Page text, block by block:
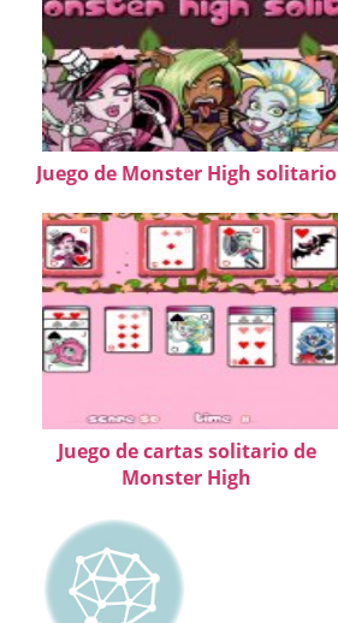
Juego de Monster High solitario
Juego de cartas solitario de
Monster High